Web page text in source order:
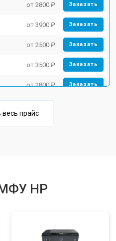
от 2800 ₽ Заказать
от 3900 ₽ Заказать
от 2500 ₽ Заказать
от 3500 ₽ Заказать
от 2800 ₽ Заказать
от 2500 ₽
весь прайс
HP